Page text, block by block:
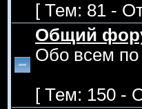
[ Тем: 81 -
Общий
Обо всем по
[ Тем: 150 -